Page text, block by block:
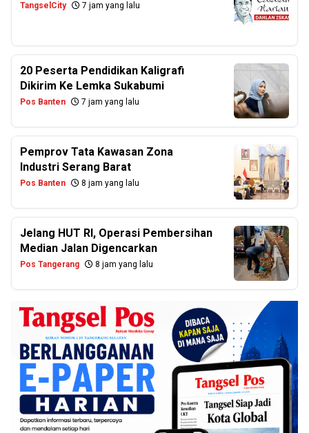
TangselCity 7 jam yang lalu
20 Peserta Pendidikan Kaligrafi
Dikirim Ke Lemka Sukabumi
Pos Banten 7 jam yang lalu
Pemprov Tata Kawasan Zona
Industri Serang Barat
Pos Banten 8 jam yang lalu
Jelang HUT RI, Operasi Pembersihan
Median Jalan Digencarkan
Pos Tangerang 8 jam yang lalu